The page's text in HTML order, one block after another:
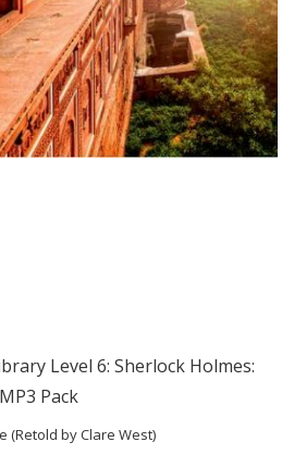
Level 6: Sherlock Holmes:
Pack
(Retold by Clare West)